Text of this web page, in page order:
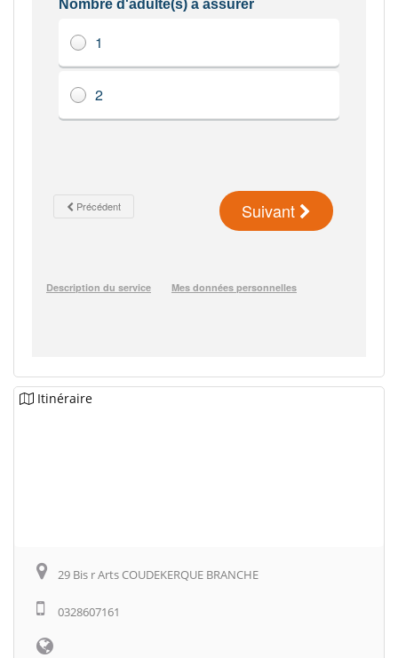
Itinéraire
29 Bis r Arts COUDEKERQUE BRANCHE
0328607161